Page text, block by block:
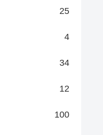
25
4
34
12
100